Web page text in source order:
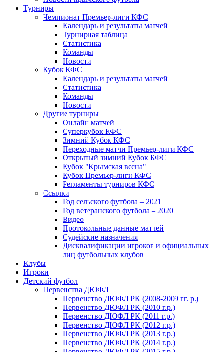
Турниры
Чемпионат Премьер-лиги КФС
Календарь и результаты матчей
Турнирная таблица
Статистика
Команды
Новости
Кубок КФС
Календарь и результаты матчей
Статистика
Команды
Новости
Другие турниры
Онлайн матчей
Суперкубок КФС
Зимний Кубок КФС
Переходные матчи Премьер-лиги КФС
Открытый зимний Кубок КФС
Кубок "Крымская весна"
Кубок Премьер-лиги КФС
Регламенты турниров КФС
Ссылки
Год сельского футбола – 2021
Год ветеранского футбола – 2020
Видео
Протокольные данные матчей
Судейские назначения
Дисквалификации игроков и официальных
лиц футбольных клубов
Клубы
Игроки
Детский футбол
Первенства ДЮФЛ
Первенство ДЮФЛ РК (2008-2009 гг. р.)
Первенство ДЮФЛ РК (2010 г.р.)
Первенство ДЮФЛ РК (2011 г.р.)
Первенство ДЮФЛ РК (2012 г.р.)
Первенство ДЮФЛ РК (2013 г.р.)
Первенство ДЮФЛ РК (2014 г.р.)